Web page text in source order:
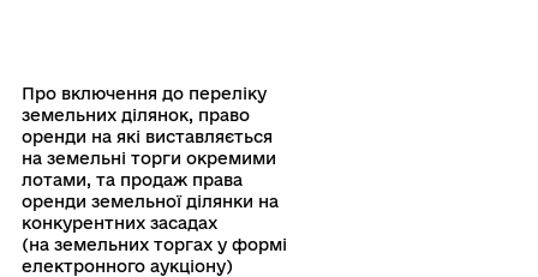
Про включення до переліку
земельних ділянок, право
оренди на які виставляється
на земельні торги окремими
лотами, та продаж права
оренди земельної ділянки на
конкурентних засадах
(на земельних торгах у формі
електронного аукціону)